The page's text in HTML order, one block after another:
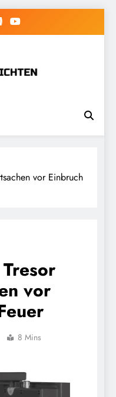
vor Einbruch
vor
8 Mins